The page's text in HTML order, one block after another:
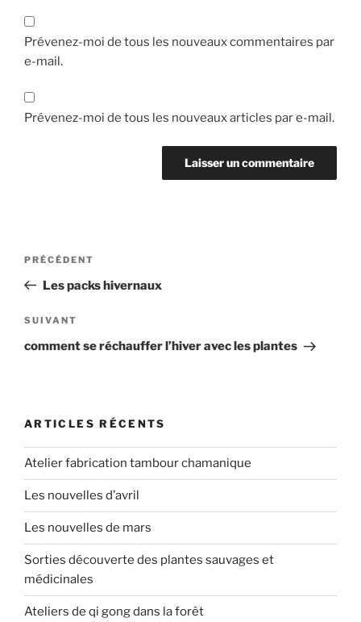
Prévenez-moi de tous les nouveaux commentaires par
e-mail.
Prévenez-moi de tous les nouveaux articles par e-mail.
Navigation
l’article
Article
précédent
PRÉCÉDENT
Les packs hivernaux
Article
suivant
SUIVANT
comment se réchauffer l’hiver avec les plantes
ARTICLES RÉCENTS
Atelier fabrication tambour chamanique
Les nouvelles d’avril
Les nouvelles de mars
Sorties découverte des plantes sauvages et
médicinales
Ateliers de qi gong dans la forêt